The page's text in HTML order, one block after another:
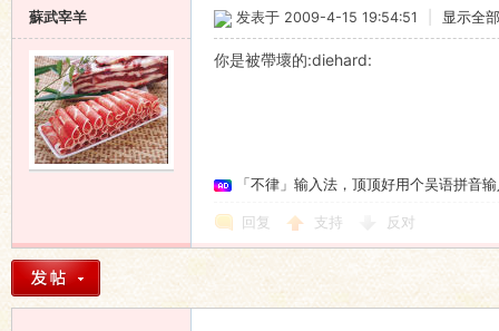
蘇武宰羊 发表于 2009-4-15 19:54:51 显示全
你是被帶壞的:diehard:
「不律」输入法，顶顶好用个吴语拼音
回复 支持 反对